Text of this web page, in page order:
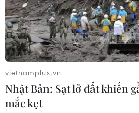
vietnamplus.vn
Nhật Bản: Sạt lở đất khiến
mắc kẹt